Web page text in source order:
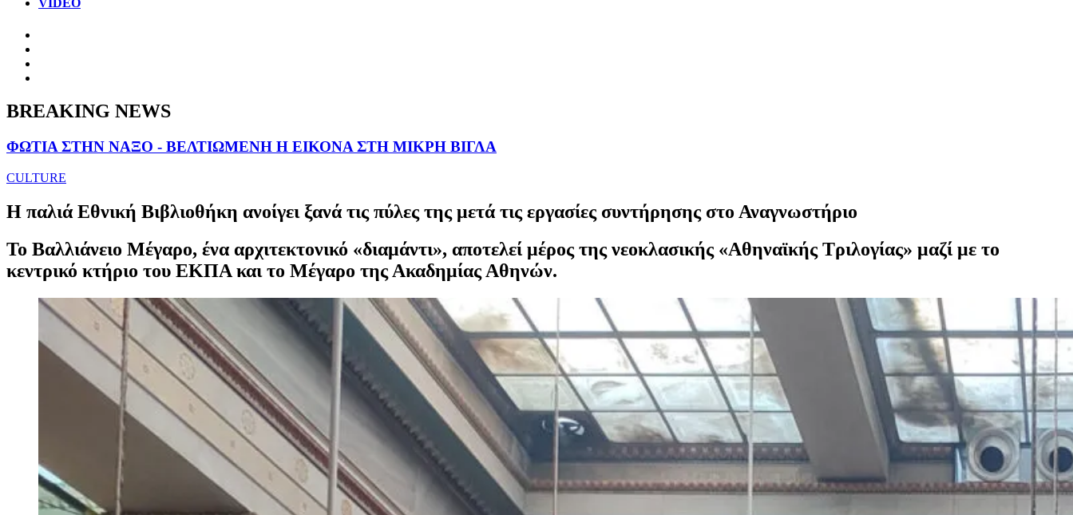
VIDEO
BREAKING NEWS
ΦΩΤΙΑ ΣΤΗΝ ΝΑΞΟ - ΒΕΛΤΙΩΜΕΝΗ Η ΕΙΚΟΝΑ ΣΤΗ ΜΙΚΡΗ ΒΙΓΛΑ
CULTURE
Η παλιά Εθνική Βιβλιοθήκη ανοίγει ξανά τις πύλες της μετά τις εργασίες συντήρησης στο Αναγνωστήριο
Το Βαλλιάνειο Μέγαρο, ένα αρχιτεκτονικό «διαμάντι», αποτελεί μέρος της νεοκλασικής «Αθηναϊκής Τριλογίας» μαζί με το
κεντρικό κτήριο του ΕΚΠΑ και το Μέγαρο της Ακαδημίας Αθηνών.